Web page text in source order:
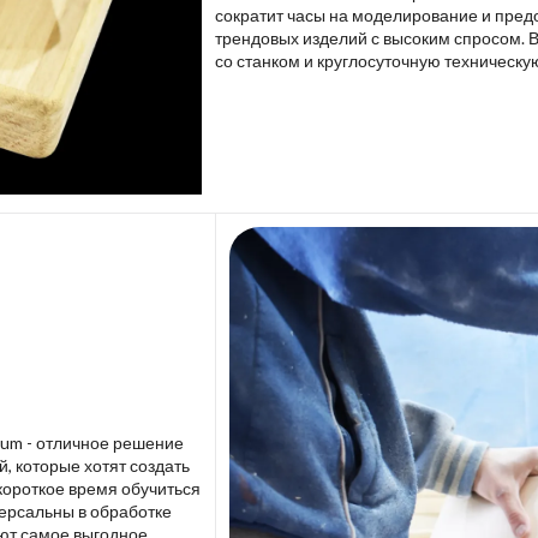
сократит часы на моделирование и
трендовых изделий с высоким спросом.
со станком и круглосуточную
- отличное решение
хотят создать
время обучиться
в обработке
самое выгодное